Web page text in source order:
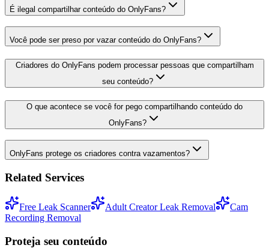
É ilegal compartilhar conteúdo do OnlyFans?
Você pode ser preso por vazar conteúdo do OnlyFans?
Criadores do OnlyFans podem processar pessoas que compartilham
seu conteúdo?
O que acontece se você for pego compartilhando conteúdo do
OnlyFans?
OnlyFans protege os criadores contra vazamentos?
Related Services
Free Leak Scanner Adult Creator Leak Removal
Cam
Recording Removal
Proteja seu conteúdo